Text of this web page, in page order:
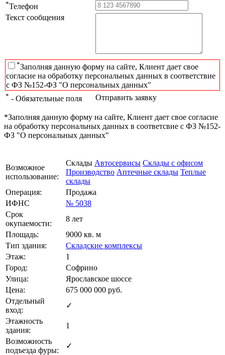
*Телефон
Текст сообщения
*Заполняя данную форму на сайте, Клиент дает свое
согласие на обработку персональных данных в соответствие
с ФЗ №152-ФЗ "О персональных данных"
* - Обязательные поля Отправить заявку
*Заполняя данную форму на сайте, Клиент дает свое согласие
на обработку персональных данных в соответсвие с ФЗ №152-
ФЗ "О персональных данных"
Возможное
использование:
Склады Автосервисы Склады с офисом
Производство Аптечные склады Теплые
склады
Операция:
Продажа
ИФНС
№ 5038
Срок
окупаемости:
8 лет
Площадь:
9000 кв. м
Тип здания:
Складские комплексы
Этаж:
1
Город:
Софрино
Улица:
Ярославское шоссе
Цена:
675 000 000 руб.
Отдельный
вход:
✓
Этажность
здания:
1
Возможность
подъезда фуры:
✓